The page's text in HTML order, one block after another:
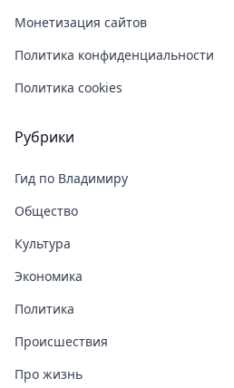
Монетизация сайтов
Политика конфиденциальности
Политика cookies
Рубрики
Гид по Владимиру
Общество
Культура
Экономика
Политика
Происшествия
Про жизнь